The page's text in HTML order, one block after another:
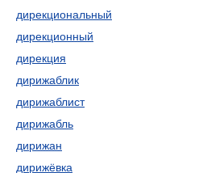
дирекциональный
дирекционный
дирекция
дирижаблик
дирижаблист
дирижабль
дирижан
дирижёвка